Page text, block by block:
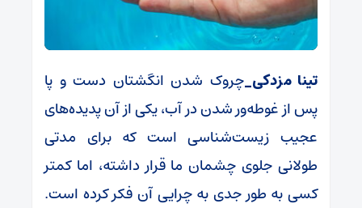
تینا مزدکی_چروک شدن انگشتان دست و پا
پس از غوطه‌ور شدن در آب، یکی از آن پدیده‌های
عجیب زیست‌شناسی است که برای مدتی
طولانی جلوی چشمان ما قرار داشته، اما کمتر
کسی به طور جدی به چرایی آن فکر کرده است.